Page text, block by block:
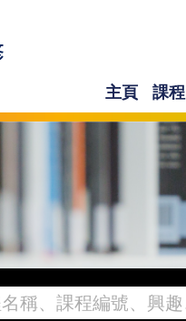
主頁 課程